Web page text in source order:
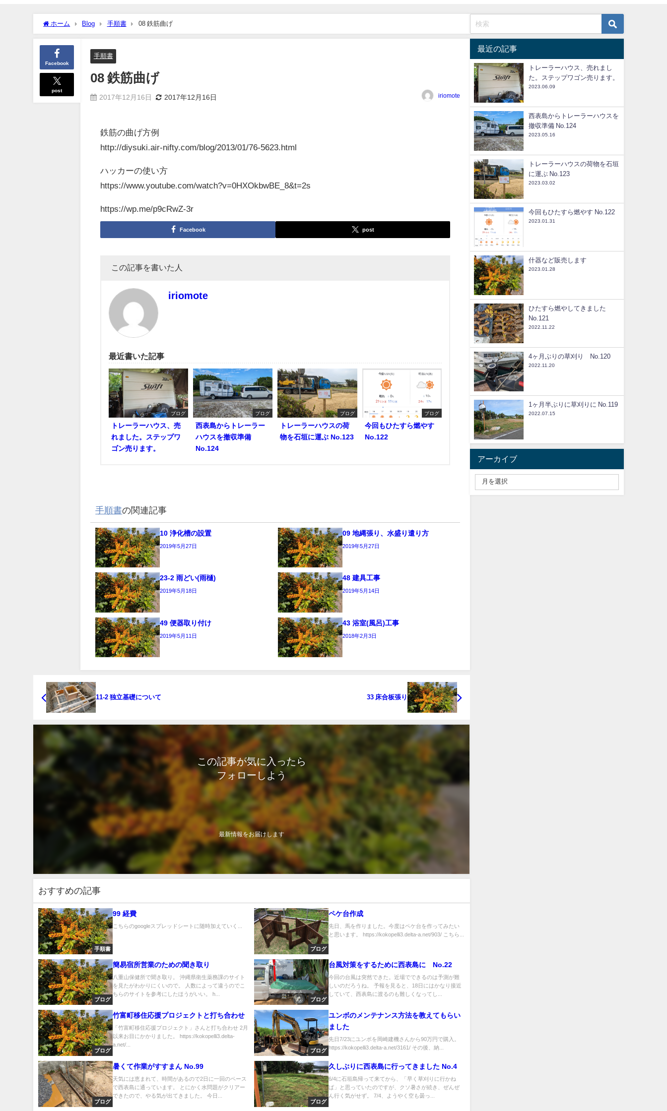
ホーム Blog 手順書 08 鉄筋曲げ
Facebook
post
手順書
08 鉄筋曲げ
2017年12月16日 2017年12月16日 iriomote
鉄筋の曲げ方例
http://diysuki.air-nifty.com/blog/2013/01/76-5623.html
ハッカーの使い方
https://www.youtube.com/watch?v=0HXOkbwBE_8&t=2s
https://wp.me/p9cRwZ-3r
Facebook post
この記事を書いた人
iriomote
最近書いた記事
ブログ
トレーラーハウス、売
れました。ステップワ
ゴン売ります。
ブログ
西表島からトレーラー
ハウスを撤収準備
No.124
ブログ
トレーラーハウスの荷
物を石垣に運ぶ No.123
ブログ
今回もひたすら燃やす
No.122
手順書の関連記事
10 浄化槽の設置
2019年5月27日
09 地縄張り、水盛り遣り方
2019年5月27日
23-2 雨どい(雨樋)
2019年5月18日
48 建具工事
2019年5月14日
49 便器取り付け
2019年5月11日
43 浴室(風呂)工事
2018年2月3日
11-2 独立基礎について 33 床合板張り
この記事が気に入ったら
フォローしよう
最新情報をお届けします
おすすめの記事
手順書
99 経費
こちらのgoogleスプレッドシートに随時加えていく...
ブログ
ペケ台作成
先日、馬を作りました。今度はペケ台を作ってみたい
と思います。 https://kokopelli3.delta-a.net/903/ こちら...
ブログ
簡易宿所営業のための聞き取り
八重山保健所で聞き取り。 沖縄県衛生薬務課のサイト
を見たがわかりにくいので。 人数によって違うのでこ
ちらのサイトを参考にしたほうがいい。 h...
ブログ
台風対策をするために西表島に No.22
今回の台風は突然できた。近場でできるのは予測が難
しいのだろうね。 予報を見ると、18日にはかなり接近
していて、西表島に渡るのも難しくなってし...
ブログ
竹富町移住応援プロジェクトと打ち合わせ
「竹富町移住応援プロジェクト」さんと打ち合わせ 2月
以来お目にかかりました。 https://kokopelli3.delta-
a.net/...
ブログ
ユンボのメンテナンス方法を教えてもらい
ました
先日7/23にユンボを岡崎建機さんから90万円で購入。
https://kokopelli3.delta-a.net/3161/ その後、納...
ブログ
暑くて作業がすすまん No.99
天気には恵まれて、時間があるので2日に一回のペース
で西表島に通っています。 とにかく水問題がクリアー
できたので、やる気が出てきました。 今日...
ブログ
久しぶりに西表島に行ってきました No.4
6/4に石垣島帰って来てから、「早く草刈りに行かね
ば」と思っていたのですが、クソ暑さが続き、ぜんぜ
ん行く気がせず。 7/4、ようやく空も曇っ...
最近の記事
トレーラーハウス、売れまし
た。ステップワゴン売ります。
2023.06.09
西表島からトレーラーハウスを
撤収準備 No.124
2023.05.16
トレーラーハウスの荷物を石垣
に運ぶ No.123
2023.03.02
今回もひたすら燃やす No.122
2023.01.31
什器など販売します
2023.01.28
ひたすら燃やしてきました
No.121
2022.11.22
4ヶ月ぶりの草刈り No.120
2022.11.20
1ヶ月半ぶりに草刈りに No.119
2022.07.15
アーカイブ